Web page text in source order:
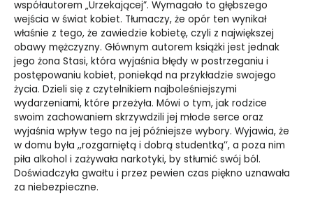
współautorem „Urzekającej”. Wymagało to głębszego
wejścia w świat kobiet. Tłumaczy, że opór ten wynikał
właśnie z tego, że zawiedzie kobietę, czyli z największej
obawy mężczyzny. Głównym autorem książki jest jednak
jego żona Stasi, która wyjaśnia błędy w postrzeganiu i
postępowaniu kobiet, poniekąd na przykładzie swojego
życia. Dzieli się z czytelnikiem najboleśniejszymi
wydarzeniami, które przeżyła. Mówi o tym, jak rodzice
swoim zachowaniem skrzywdzili jej młode serce oraz
wyjaśnia wpływ tego na jej późniejsze wybory. Wyjawia, że
w domu była ,,rozgarniętą i dobrą studentką’’, a poza nim
piła alkohol i zażywała narkotyki, by stłumić swój ból.
Doświadczyła gwałtu i przez pewien czas piękno uznawała
za niebezpieczne.